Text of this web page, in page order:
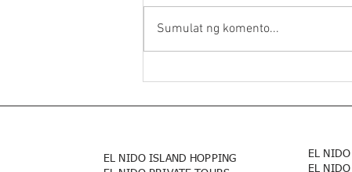
kanyang mga kamangha-
manghang tanawin at malinaw na
Sumulat ng komento...
EL NIDO ISLAND HOPPING
EL
EL